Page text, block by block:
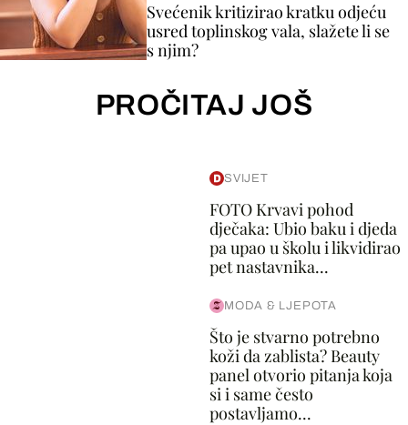
Svećenik kritizirao kratku odjeću
usred toplinskog vala, slažete li se
s njim?
PROČITAJ JOŠ
SVIJET
FOTO Krvavi pohod
dječaka: Ubio baku i djeda
pa upao u školu i likvidirao
pet nastavnika...
MODA & LJEPOTA
Što je stvarno potrebno
koži da zablista? Beauty
panel otvorio pitanja koja
si i same često
postavljamo...